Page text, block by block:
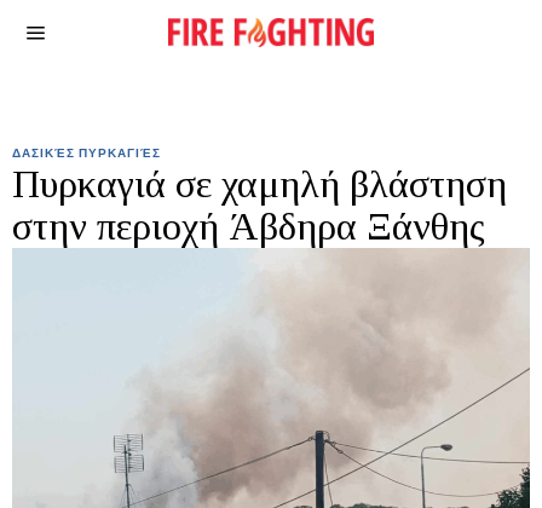
ΔΑΣΙΚΈΣ ΠΥΡΚΑΓΙΈΣ
Πυρκαγιά σε χαμηλή βλάστηση
στην περιοχή Άβδηρα Ξάνθης